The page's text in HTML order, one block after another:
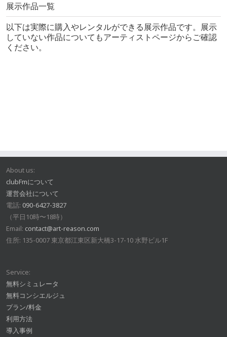
展示作品一覧
以下は実際に購入やレンタルができる展示作品です。展示
していない作品についてもアーティストページからご確認
ください。
About us:
clubFmについて
運営会社について
電話: 090-6427-3827
（平日10時〜18時）
Email: contact@art-reason.com
住所: 135-0007 東京都江東区新大橋3-17-10 水野ビル1F
Service:
無料シミュレータ
無料コンシエルジュ
プラン/料金
利用方法
導入事例